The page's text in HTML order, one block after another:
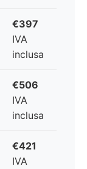
€397
IVA
inclusa
€506
IVA
inclusa
€421
IVA